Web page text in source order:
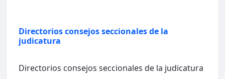
Directorios consejos seccionales de la
judicatura
Directorios consejos seccionales de la judicatura